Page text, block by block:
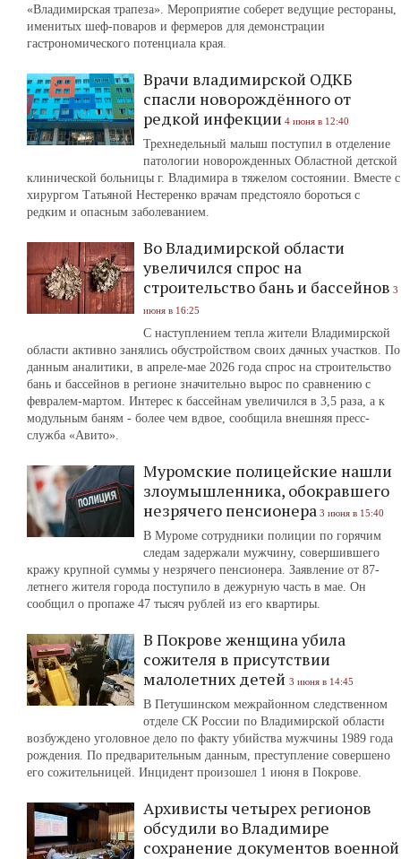
«Владимирская трапеза». Мероприятие соберет ведущие рестораны,
именитых шеф-поваров и фермеров для демонстрации
гастрономического потенциала края.
Врачи владимирской ОДКБ
спасли новорождённого от
редкой инфекции 4 июня в 12:40
Трехнедельный малыш поступил в отделение
патологии новорожденных Областной детской
клинической больницы г. Владимира в тяжелом состоянии. Вместе с
хирургом Татьяной Нестеренко врачам предстояло бороться с
редким и опасным заболеванием.
Во Владимирской области
увеличился спрос на
строительство бань и бассейнов 3
июня в 16:25
С наступлением тепла жители Владимирской
области активно занялись обустройством своих дачных участков. По
данным аналитики, в апреле-мае 2026 года спрос на строительство
бань и бассейнов в регионе значительно вырос по сравнению с
февралем-мартом. Интерес к бассейнам увеличился в 3,5 раза, а к
модульным баням - более чем вдвое, сообщила внешняя пресс-
служба «Авито».
Муромские полицейские нашли
злоумышленника, обокравшего
незрячего пенсионера 3 июня в 15:40
В Муроме сотрудники полиции по горячим
следам задержали мужчину, совершившего
кражу крупной суммы у незрячего пенсионера. Заявление от 87-
летнего жителя города поступило в дежурную часть в мае. Он
сообщил о пропаже 47 тысяч рублей из его квартиры.
В Покрове женщина убила
сожителя в присутствии
малолетних детей 3 июня в 14:45
В Петушинском межрайонном следственном
отделе СК России по Владимирской области
возбуждено уголовное дело по факту убийства мужчины 1989 года
рождения. По предварительным данным, преступление совершено
его сожительницей. Инцидент произошел 1 июня в Покрове.
Архивисты четырех регионов
обсудили во Владимире
сохранение документов военной